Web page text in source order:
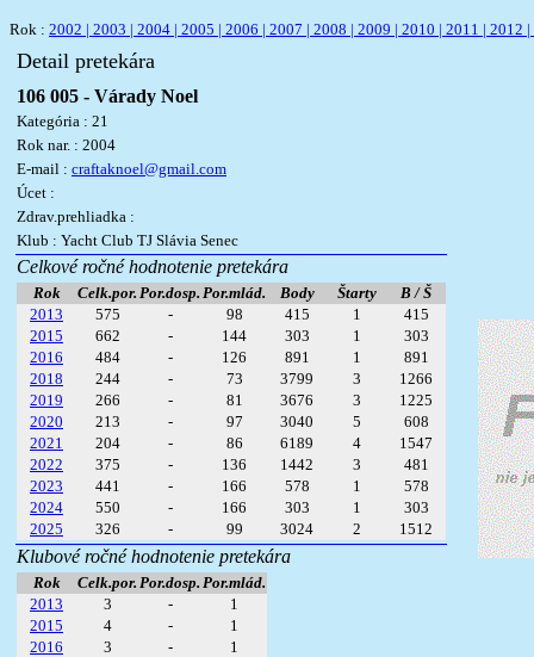
Rok : 2002 | 2003 | 2004 | 2005 | 2006 | 2007 | 2008 | 2009 | 2010 | 2011 | 2012 |
Detail pretekára
106 005 - Várady Noel
Kategória : 21
Rok nar. : 2004
E-mail : craftaknoel@gmail.com
Úcet :
Zdrav.prehliadka :
Klub : Yacht Club TJ Slávia Senec
Celkové ročné hodnotenie pretekára
Rok Celk.por. Por.dosp. Por.mlád. Body Štarty
B / Š
2013
575 - 98 415 1
415
2015
662 - 144 303 1
303
2016
484 - 126 891 1
891
2018
244 - 73 3799 3
1266
2019
266 - 81 3676 3
1225
2020
213 - 97 3040 5
608
2021
204 - 86 6189 4
1547
2022
375 - 136 1442 3
481
2023
441 - 166 578 1
578
2024
550 - 166 303 1
303
2025
326 - 99 3024 2 1512
Klubové ročné hodnotenie pretekára
Rok Celk.por. Por.dosp. Por.mlád.
2013
3 -
1
2015
4 -
1
2016
3 -
1